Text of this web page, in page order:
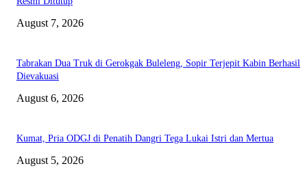
August 7, 2026
Tabrakan Dua Truk di Gerokgak Buleleng, Sopir Terjepit Kabin Berhasil
Dievakuasi
August 6, 2026
Kumat, Pria ODGJ di Penatih Dangri Tega Lukai Istri dan Mertua
August 5, 2026